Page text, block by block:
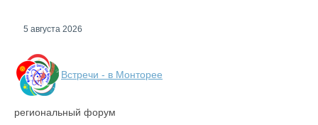
5 августа 2026
Встречи - в Монторее
региональный форум